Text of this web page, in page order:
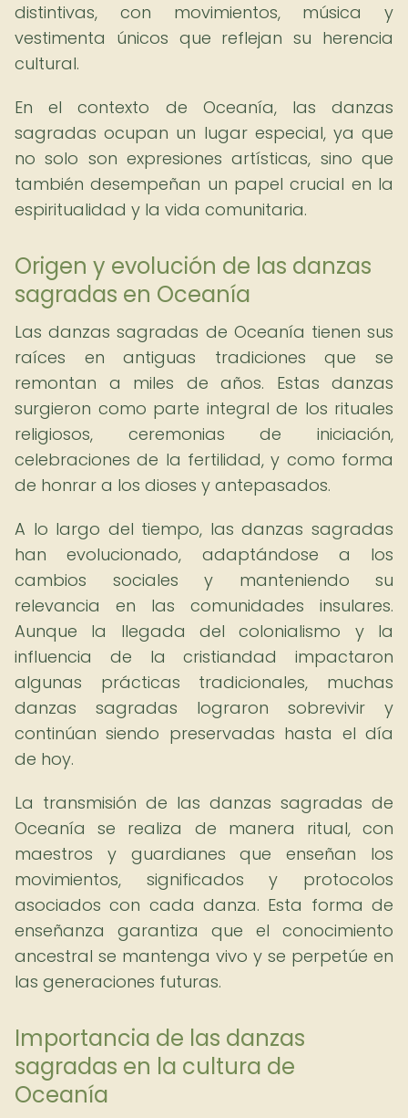
distintivas, con movimientos, música y
vestimenta únicos que reflejan su herencia
cultural.
En el contexto de Oceanía, las danzas
sagradas ocupan un lugar especial, ya que
no solo son expresiones artísticas, sino que
también desempeñan un papel crucial en la
espiritualidad y la vida comunitaria.
Origen y evolución de las danzas
sagradas en Oceanía
Las danzas sagradas de Oceanía tienen sus
raíces en antiguas tradiciones que se
remontan a miles de años. Estas danzas
surgieron como parte integral de los rituales
religiosos, ceremonias de iniciación,
celebraciones de la fertilidad, y como forma
de honrar a los dioses y antepasados.
A lo largo del tiempo, las danzas sagradas
han evolucionado, adaptándose a los
cambios sociales y manteniendo su
relevancia en las comunidades insulares.
Aunque la llegada del colonialismo y la
influencia de la cristiandad impactaron
algunas prácticas tradicionales, muchas
danzas sagradas lograron sobrevivir y
continúan siendo preservadas hasta el día
de hoy.
La transmisión de las danzas sagradas de
Oceanía se realiza de manera ritual, con
maestros y guardianes que enseñan los
movimientos, significados y protocolos
asociados con cada danza. Esta forma de
enseñanza garantiza que el conocimiento
ancestral se mantenga vivo y se perpetúe en
las generaciones futuras.
Importancia de las danzas
sagradas en la cultura de
Oceanía